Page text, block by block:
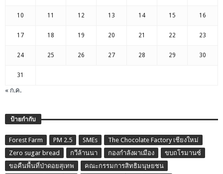
10 11 12 13 14 15 16
17 18 19 20 21 22 23
24 25 26 27 28 29 30
31
« ก.ค.
ป้ายกำกับ
Forest Farm PM 2.5 SMEs
The Chocolate Factory เชียงใหม่
Zero sugar bread
กวีล้านนา กองกำลังผาเมือง
ขบถโรมานซ์
ขอคืนพื้นที่ป่าดอยสุเทพ
คณะกรรมการสิทธิมนุษยชน